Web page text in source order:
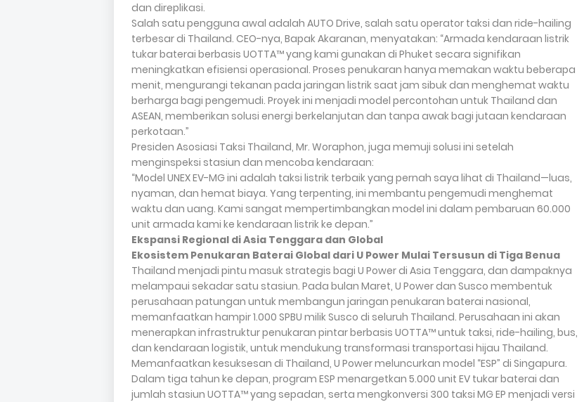
dan direplikasi.
Salah satu pengguna awal adalah AUTO Drive, salah satu operator taksi dan ride-hailing
terbesar di Thailand. CEO-nya, Bapak Akaranan, menyatakan: “Armada kendaraan listrik
tukar baterai berbasis UOTTA™ yang kami gunakan di Phuket secara signifikan
meningkatkan efisiensi operasional. Proses penukaran hanya memakan waktu beberapa
menit, mengurangi tekanan pada jaringan listrik saat jam sibuk dan menghemat waktu
berharga bagi pengemudi. Proyek ini menjadi model percontohan untuk Thailand dan
ASEAN, memberikan solusi energi berkelanjutan dan tanpa awak bagi jutaan kendaraan
perkotaan.”
Presiden Asosiasi Taksi Thailand, Mr. Woraphon, juga memuji solusi ini setelah
menginspeksi stasiun dan mencoba kendaraan:
“Model UNEX EV-MG ini adalah taksi listrik terbaik yang pernah saya lihat di Thailand—luas,
nyaman, dan hemat biaya. Yang terpenting, ini membantu pengemudi menghemat
waktu dan uang. Kami sangat mempertimbangkan model ini dalam pembaruan 60.000
unit armada kami ke kendaraan listrik ke depan.”
Ekspansi Regional di Asia Tenggara dan Global
Ekosistem Penukaran Baterai Global dari U Power Mulai Tersusun di Tiga Benua
Thailand menjadi pintu masuk strategis bagi U Power di Asia Tenggara, dan dampaknya
melampaui sekadar satu stasiun. Pada bulan Maret, U Power dan Susco membentuk
perusahaan patungan untuk membangun jaringan penukaran baterai nasional,
memanfaatkan hampir 1.000 SPBU milik Susco di seluruh Thailand. Perusahaan ini akan
menerapkan infrastruktur penukaran pintar berbasis UOTTA™ untuk taksi, ride-hailing, bus,
dan kendaraan logistik, untuk mendukung transformasi transportasi hijau Thailand.
Memanfaatkan kesuksesan di Thailand, U Power meluncurkan model “ESP” di Singapura.
Dalam tiga tahun ke depan, program ESP menargetkan 5.000 unit EV tukar baterai dan
jumlah stasiun UOTTA™ yang sepadan, serta mengkonversi 300 taksi MG EP menjadi versi